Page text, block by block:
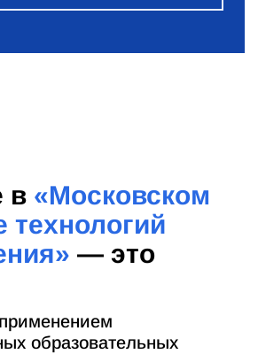
в «Московском
технологий
— это
образовательных